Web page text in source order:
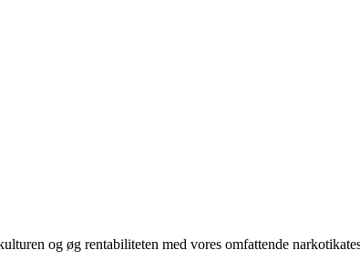
og øg rentabiliteten med vores omfattende